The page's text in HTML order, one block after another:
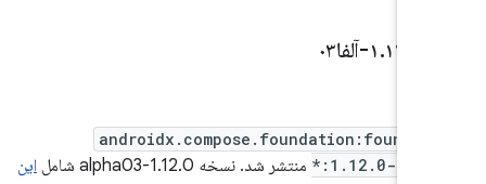
*:1.12.0-منتشر شد. نسخه 1.12.0-alpha03 شامل
این